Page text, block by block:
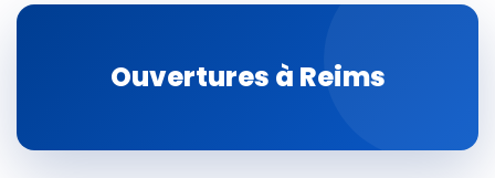
Ouvertures à Reims